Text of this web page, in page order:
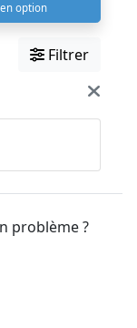
option
Filtrer
problème ?